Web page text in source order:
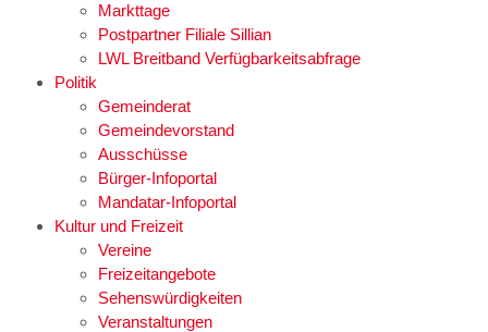
Markttage
Postpartner Filiale Sillian
LWL Breitband Verfügbarkeitsabfrage
Politik
Gemeinderat
Gemeindevorstand
Ausschüsse
Bürger-Infoportal
Mandatar-Infoportal
Kultur und Freizeit
Vereine
Freizeitangebote
Sehenswürdigkeiten
Veranstaltungen